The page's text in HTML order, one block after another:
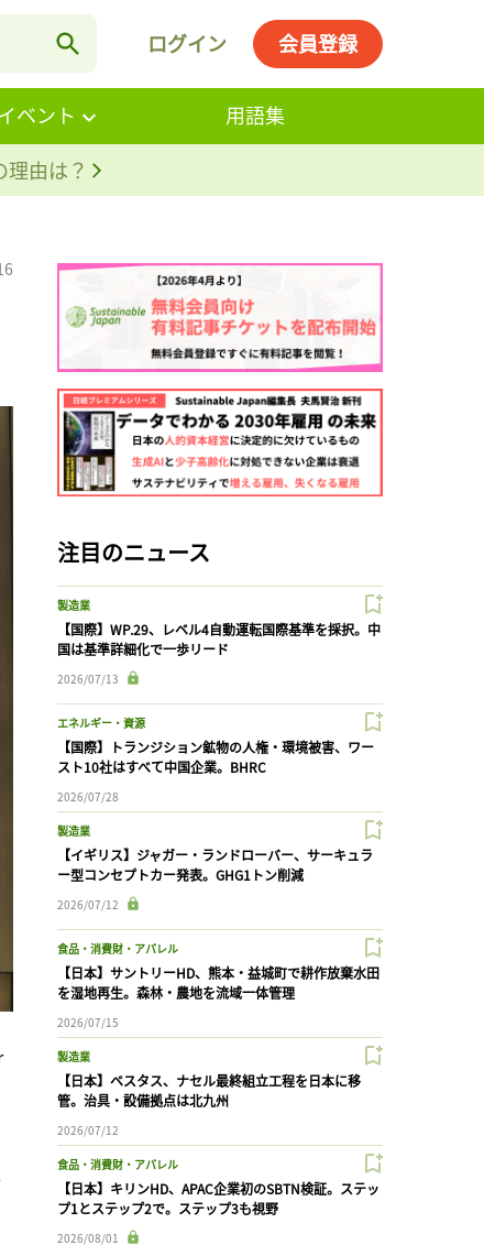
ログイン 会員登録
ベント
用語集
由は？
注目のニュース
製造業
【国際】WP.29、レベル4自動運転国際基準を採択。中
国は基準詳細化で一歩リード
2026/07/13
エネルギー・資源
【国際】トランジション鉱物の人権・環境被害、ワー
スト10社はすべて中国企業。BHRC
2026/07/28
製造業
【イギリス】ジャガー・ランドローバー、サーキュラ
ー型コンセプトカー発表。GHG1トン削減
2026/07/12
食品・消費財・アパレル
【日本】サントリーHD、熊本・益城町で耕作放棄水田
を湿地再生。森林・農地を流域一体管理
2026/07/15
製造業
【日本】ベスタス、ナセル最終組立工程を日本に移
管。治具・設備拠点は北九州
2026/07/12
食品・消費財・アパレル
【日本】キリンHD、APAC企業初のSBTN検証。ステッ
プ1とステップ2で。ステップ3も視野
2026/08/01